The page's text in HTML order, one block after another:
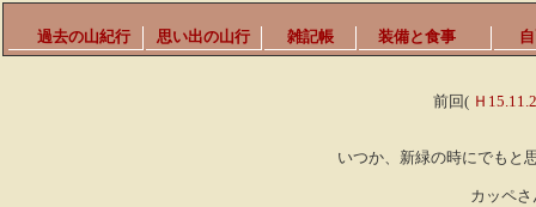
過去の山紀行 思い出の山行 雑記帳 装備と食事
前回( Ｈ
いつか、新緑の時にでもと
カッペ